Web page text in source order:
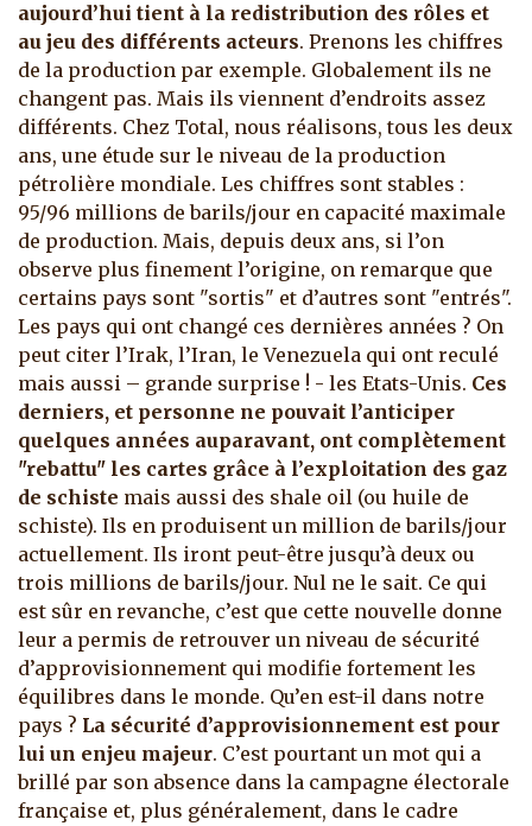
aujourd’hui tient à la redistribution des rôles et
au jeu des différents acteurs. Prenons les chiffres
de la production par exemple. Globalement ils ne
changent pas. Mais ils viennent d’endroits assez
différents. Chez Total, nous réalisons, tous les deux
ans, une étude sur le niveau de la production
pétrolière mondiale. Les chiffres sont stables :
95/96 millions de barils/jour en capacité maximale
de production. Mais, depuis deux ans, si l’on
observe plus finement l’origine, on remarque que
certains pays sont "sortis" et d’autres sont "entrés".
Les pays qui ont changé ces dernières années ? On
peut citer l’Irak, l’Iran, le Venezuela qui ont reculé
mais aussi – grande surprise ! - les Etats-Unis. Ces
derniers, et personne ne pouvait l’anticiper
quelques années auparavant, ont complètement
"rebattu" les cartes grâce à l’exploitation des gaz
de schiste mais aussi des shale oil (ou huile de
schiste). Ils en produisent un million de barils/jour
actuellement. Ils iront peut-être jusqu’à deux ou
trois millions de barils/jour. Nul ne le sait. Ce qui
est sûr en revanche, c’est que cette nouvelle donne
leur a permis de retrouver un niveau de sécurité
d’approvisionnement qui modifie fortement les
équilibres dans le monde. Qu’en est-il dans notre
pays ? La sécurité d’approvisionnement est pour
lui un enjeu majeur. C’est pourtant un mot qui a
brillé par son absence dans la campagne électorale
française et, plus généralement, dans le cadre